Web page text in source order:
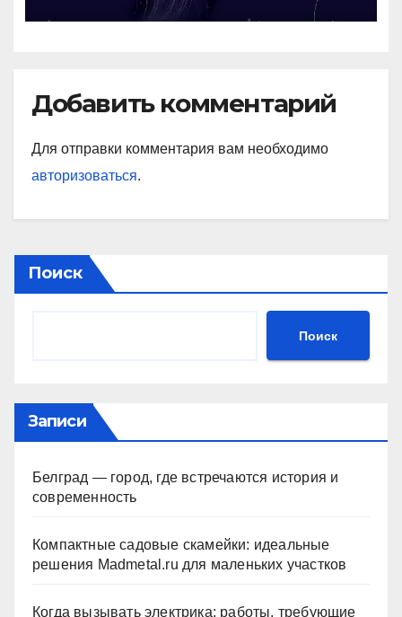
Добавить комментарий
Для отправки комментария вам необходимо
авторизоваться.
Поиск
Поиск
Записи
Белград — город, где встречаются история и
современность
Компактные садовые скамейки: идеальные
решения Madmetal.ru для маленьких участков
Когда вызывать электрика: работы, требующие